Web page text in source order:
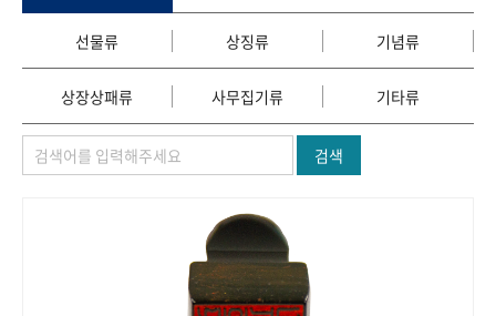
간행물 변천사
기록물 아카이브
사진 아카이브 문서 기록물 행정박물 영상 기록물
숫자로 보는 50년 50+1
선물류 상징류 기념류
상장상패류 사무집기류 기타류
검색